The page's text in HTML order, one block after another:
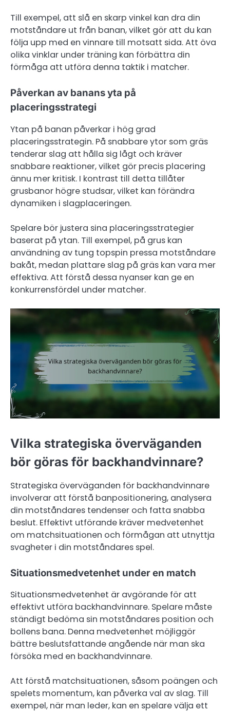
Till exempel, att slå en skarp vinkel kan dra din
motståndare ut från banan, vilket gör att du kan
följa upp med en vinnare till motsatt sida. Att öva
olika vinklar under träning kan förbättra din
förmåga att utföra denna taktik i matcher.
Påverkan av banans yta på
placeringsstrategi
Ytan på banan påverkar i hög grad
placeringsstrategin. På snabbare ytor som gräs
tenderar slag att hålla sig lågt och kräver
snabbare reaktioner, vilket gör precis placering
ännu mer kritisk. I kontrast till detta tillåter
grusbanor högre studsar, vilket kan förändra
dynamiken i slagplaceringen.
Spelare bör justera sina placeringsstrategier
baserat på ytan. Till exempel, på grus kan
användning av tung topspin pressa motståndare
bakåt, medan plattare slag på gräs kan vara mer
effektiva. Att förstå dessa nyanser kan ge en
konkurrensfördel under matcher.
Vilka strategiska överväganden
bör göras för backhandvinnare?
Strategiska överväganden för backhandvinnare
involverar att förstå banpositionering, analysera
din motståndares tendenser och fatta snabba
beslut. Effektivt utförande kräver medvetenhet
om matchsituationen och förmågan att utnyttja
svagheter i din motståndares spel.
Situationsmedvetenhet under en match
Situationsmedvetenhet är avgörande för att
effektivt utföra backhandvinnare. Spelare måste
ständigt bedöma sin motståndares position och
bollens bana. Denna medvetenhet möjliggör
bättre beslutsfattande angående när man ska
försöka med en backhandvinnare.
Att förstå matchsituationen, såsom poängen och
spelets momentum, kan påverka val av slag. Till
exempel, när man leder, kan en spelare välja ett